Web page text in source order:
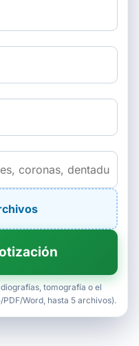
tomografía o el
Word, hasta 5 archivos).